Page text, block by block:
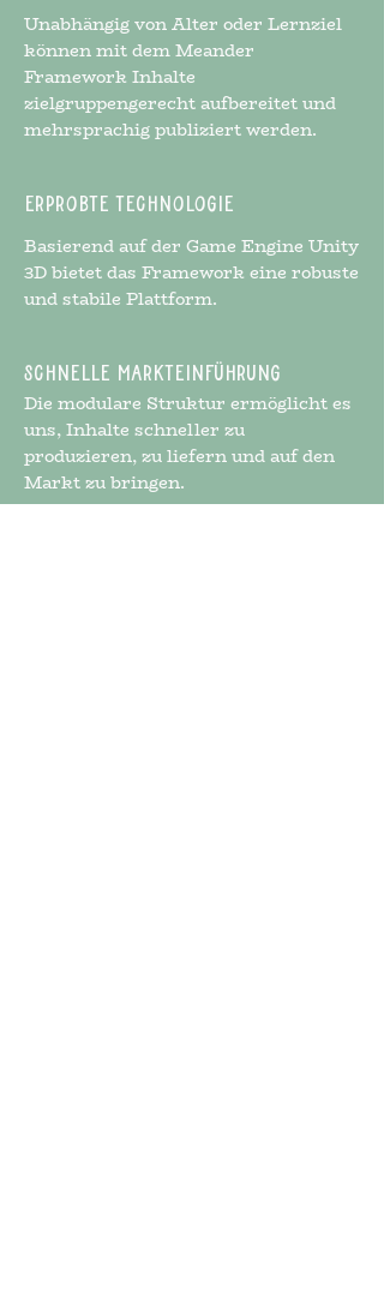
Unabhängig von Alter oder Lernziel
können mit dem Meander
Framework Inhalte
zielgruppengerecht aufbereitet und
mehrsprachig publiziert werden.
Erprobte Technologie
Basierend auf der Game Engine Unity
3D bietet das Framework eine robuste
und stabile Plattform.
Schnelle Markteinführung
Die modulare Struktur ermöglicht es
uns, Inhalte schneller zu
produzieren, zu liefern und auf den
Markt zu bringen.